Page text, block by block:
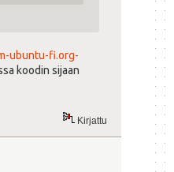
ubuntu-fi.org-
koodin sijaan
Kirjattu